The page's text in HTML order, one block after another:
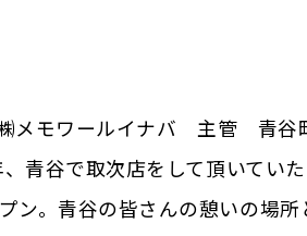
㈱メモワールイナバ 主管 青谷
、青谷で取次店をして頂いていた
ン。青谷の皆さんの憩いの場所